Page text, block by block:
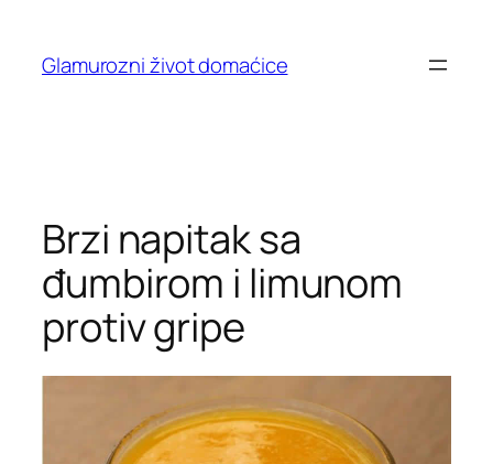
content
Glamurozni život domaćice
Brzi napitak sa
đumbirom i limunom
protiv gripe